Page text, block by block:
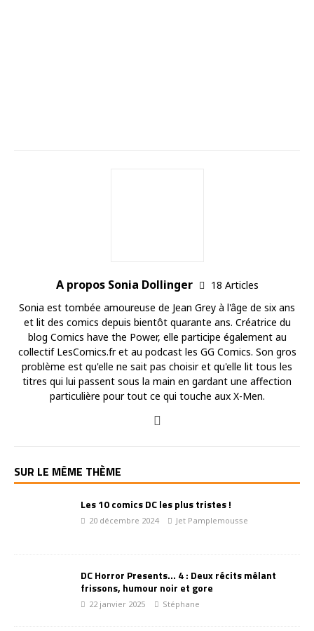
A propos Sonia Dollinger
18 Articles
Sonia est tombée amoureuse de Jean Grey à l'âge de six ans
et lit des comics depuis bientôt quarante ans. Créatrice du
blog Comics have the Power, elle participe également au
collectif LesComics.fr et au podcast les GG Comics. Son gros
problème est qu'elle ne sait pas choisir et qu'elle lit tous les
titres qui lui passent sous la main en gardant une affection
particulière pour tout ce qui touche aux X-Men.
SUR LE MÊME THÈME
Les 10 comics DC les plus tristes !
20 décembre 2024 Jet Pamplemousse
DC Horror Presents… 4 : Deux récits mêlant
frissons, humour noir et gore
22 janvier 2025 Stéphane